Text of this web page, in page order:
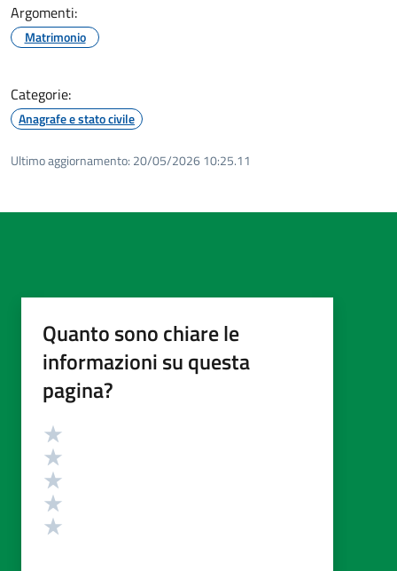
Argomenti:
Matrimonio
Categorie:
Anagrafe e stato civile
Ultimo aggiornamento: 20/05/2026 10:25.11
Quanto sono chiare le
informazioni su questa
pagina?
Valutazione